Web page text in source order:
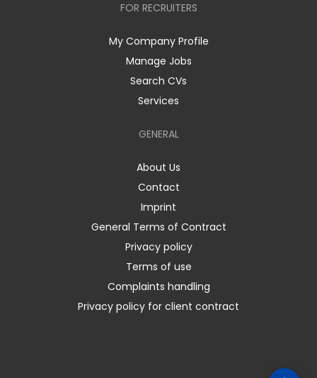
FOR RECRUITERS
My Company Profile
Manage Jobs
Search CVs
Services
GENERAL
About Us
Contact
Imprint
General Terms of Contract
Privacy policy
Terms of use
Complaints handling
Privacy policy for client contract